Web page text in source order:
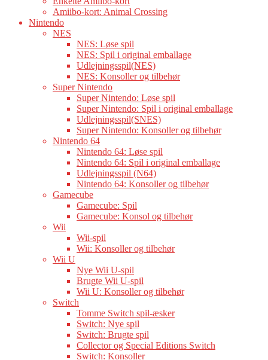
Amiibo-kort: Animal Crossing
Nintendo
NES
NES: Løse spil
NES: Spil i original emballage
Udlejningsspil(NES)
NES: Konsoller og tilbehør
Super Nintendo
Super Nintendo: Løse spil
Super Nintendo: Spil i original emballage
Udlejningsspil(SNES)
Super Nintendo: Konsoller og tilbehør
Nintendo 64
Nintendo 64: Løse spil
Nintendo 64: Spil i original emballage
Udlejningsspil (N64)
Nintendo 64: Konsoller og tilbehør
Gamecube
Gamecube: Spil
Gamecube: Konsol og tilbehør
Wii
Wii-spil
Wii: Konsoller og tilbehør
Wii U
Nye Wii U-spil
Brugte Wii U-spil
Wii U: Konsoller og tilbehør
Switch
Tomme Switch spil-æsker
Switch: Nye spil
Switch: Brugte spil
Collector og Special Editions Switch
Switch: Konsoller